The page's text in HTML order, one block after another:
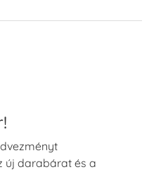
új darabárat és a